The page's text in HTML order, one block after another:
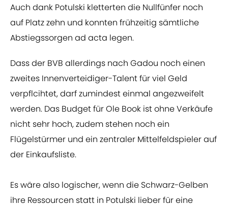
Auch dank Potulski kletterten die Nullfünfer noch
auf Platz zehn und konnten frühzeitig sämtliche
Abstiegssorgen ad acta legen.
Dass der BVB allerdings nach Gadou noch einen
zweites Innenverteidiger-Talent für viel Geld
verpflcihtet, darf zumindest einmal angezweifelt
werden. Das Budget für Ole Book ist ohne Verkäufe
nicht sehr hoch, zudem stehen noch ein
Flügelstürmer und ein zentraler Mittelfeldspieler auf
der Einkaufsliste.
Es wäre also logischer, wenn die Schwarz-Gelben
ihre Ressourcen statt in Potulski lieber für eine